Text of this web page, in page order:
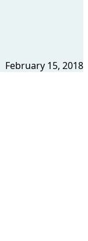
February 15, 2018